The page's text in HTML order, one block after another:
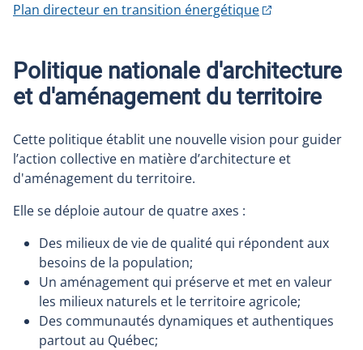
Plan directeur en transition énergétique
Politique nationale d'architecture
et d'aménagement du territoire
Cette politique établit une nouvelle vision pour guider
l’action collective en matière d’architecture et
d'aménagement du territoire.
Elle se déploie autour de quatre axes :
Des milieux de vie de qualité qui répondent aux
besoins de la population;
Un aménagement qui préserve et met en valeur
les milieux naturels et le territoire agricole;
Des communautés dynamiques et authentiques
partout au Québec;